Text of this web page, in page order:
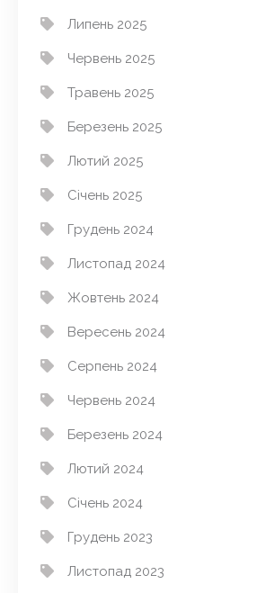
Липень 2025
Червень 2025
Травень 2025
Березень 2025
Лютий 2025
Січень 2025
Грудень 2024
Листопад 2024
Жовтень 2024
Вересень 2024
Серпень 2024
Червень 2024
Березень 2024
Лютий 2024
Січень 2024
Грудень 2023
Листопад 2023